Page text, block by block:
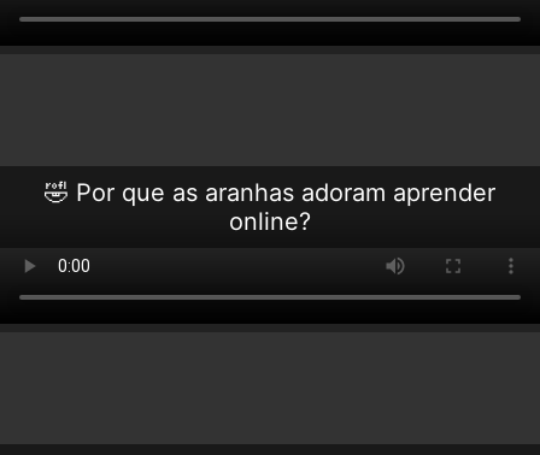
🤣 Por que as aranhas adoram aprender
online?